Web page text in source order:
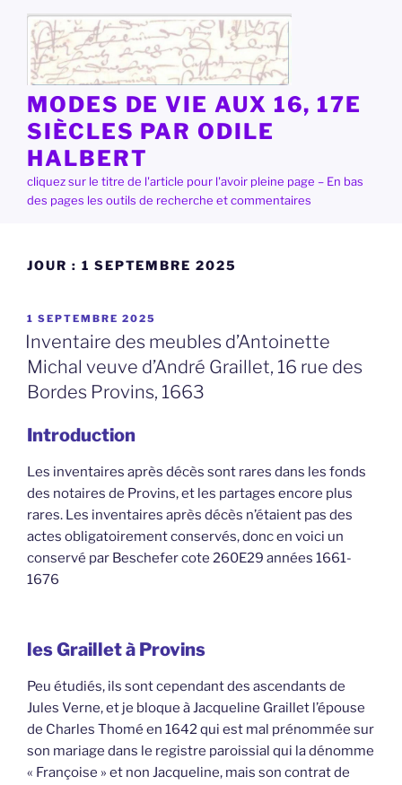
contenu
principal
MODES DE VIE AUX 16, 17E
SIÈCLES PAR ODILE
HALBERT
cliquez sur le titre de l'article pour l'avoir pleine page – En bas
des pages les outils de recherche et commentaires
JOUR : 1 SEPTEMBRE 2025
PUBLIÉ
LE
1 SEPTEMBRE 2025
Inventaire des meubles d’Antoinette
Michal veuve d’André Graillet, 16 rue des
Bordes Provins, 1663
Introduction
Les inventaires après décès sont rares dans les fonds
des notaires de Provins, et les partages encore plus
rares. Les inventaires après décès n’étaient pas des
actes obligatoirement conservés, donc en voici un
conservé par Beschefer cote 260E29 années 1661-
1676
les Graillet à Provins
Peu étudiés, ils sont cependant des ascendants de
Jules Verne, et je bloque à Jacqueline Graillet l’épouse
de Charles Thomé en 1642 qui est mal prénommée sur
son mariage dans le registre paroissial qui la dénomme
« Françoise » et non Jacqueline, mais son contrat de